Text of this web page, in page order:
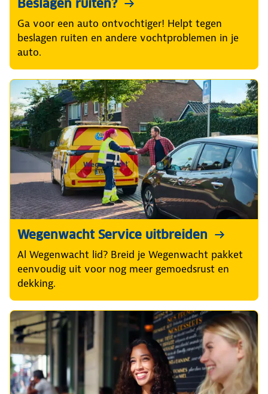
Beslagen ruiten?
Ga voor een auto ontvochtiger! Helpt tegen
beslagen ruiten en andere vochtproblemen in je
auto.
Wegenwacht Service uitbreiden
Al Wegenwacht lid? Breid je Wegenwacht pakket
eenvoudig uit voor nog meer gemoedsrust en
dekking.